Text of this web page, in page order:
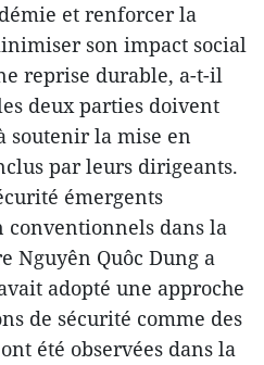
et renforcer la
son impact social
reprise durable, a-t-il
deux parties doivent
soutenir la mise en
par leurs dirigeants.
émergents
conventionnels dans la
Nguyên Quôc Dung a
adopté une approche
de sécurité comme des
été observées dans la